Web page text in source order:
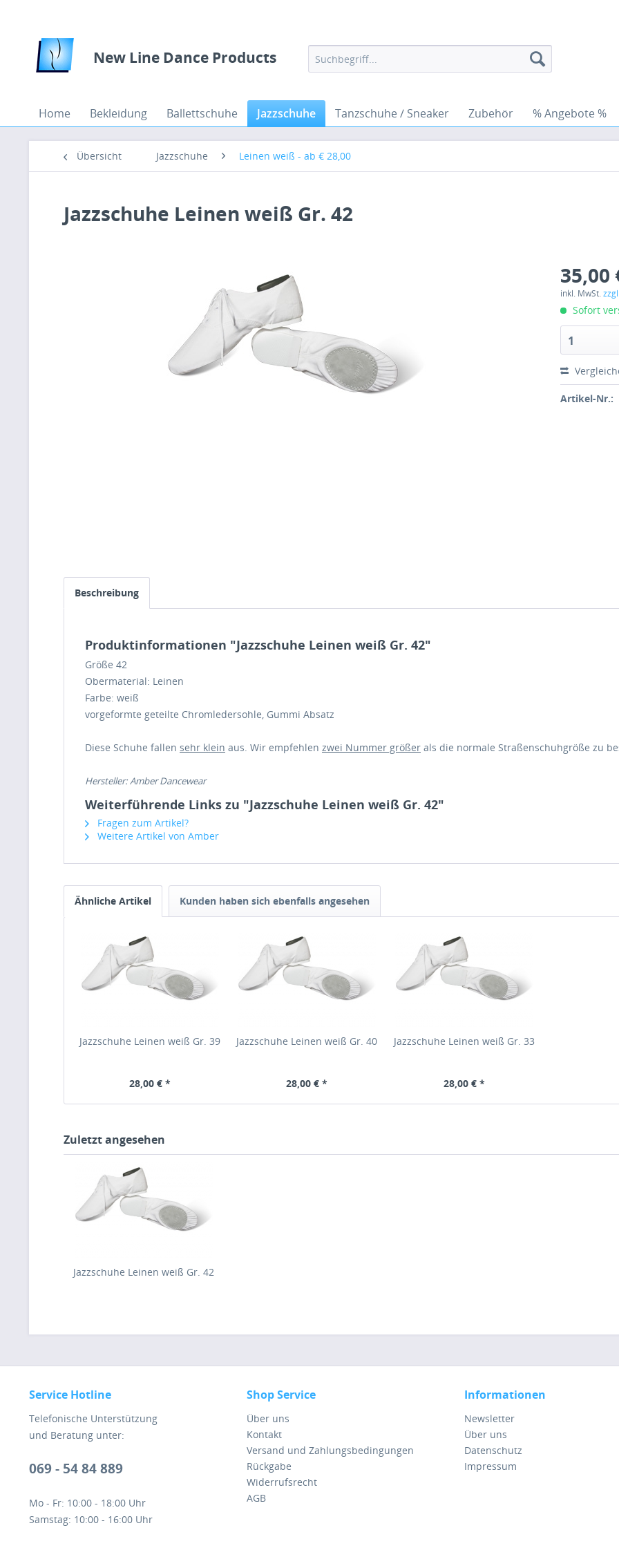
New Line Dance Products
Home Bekleidung Ballettschuhe Jazzschuhe Tanzschuhe / Sneaker Zubehör % Angebote %
Übersicht Jazzschuhe Leinen weiß - ab € 28,00
Jazzschuhe Leinen weiß Gr. 42
35,00
inkl. MwSt.
Sofort
1
Artikel-Nr.:
Beschreibung
Produktinformationen "Jazzschuhe Leinen weiß Gr. 42"
Größe 42
Obermaterial: Leinen
Farbe: weiß
vorgeformte geteilte Chromledersohle, Gummi Absatz
Diese Schuhe fallen sehr klein aus. Wir empfehlen zwei Nummer größer als die normale Straßenschuhgröße zu
Hersteller: Amber Dancewear
Weiterführende Links zu "Jazzschuhe Leinen weiß Gr. 42"
Fragen zum Artikel?
Weitere Artikel von Amber
Ähnliche Artikel Kunden haben sich ebenfalls angesehen
Jazzschuhe Leinen weiß Gr. 39
28,00 € *
Jazzschuhe Leinen weiß Gr. 40
28,00 € *
Jazzschuhe Leinen weiß Gr. 33
28,00 € *
Zuletzt angesehen
Jazzschuhe Leinen weiß Gr. 42
Service Hotline
Telefonische Unterstützung
und Beratung unter:
069 - 54 84 889
Mo - Fr: 10:00 - 18:00 Uhr
Samstag: 10:00 - 16:00 Uhr
Shop Service
Über uns
Kontakt
Versand und Zahlungsbedingungen
Rückgabe
Widerrufsrecht
AGB
Informationen
Newsletter
Über uns
Datenschutz
Impressum